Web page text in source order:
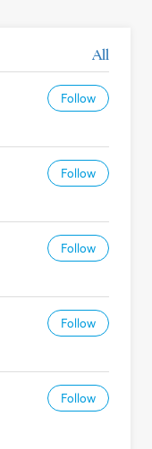
All
Follow
Follow
Follow
Follow
Follow